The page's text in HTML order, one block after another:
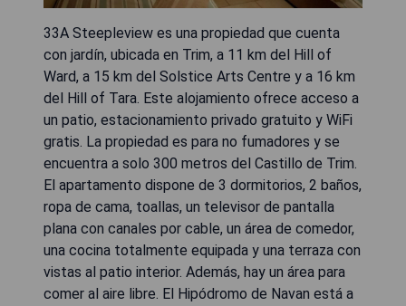
33A Steepleview es una propiedad que cuenta
con jardín, ubicada en Trim, a 11 km del Hill of
Ward, a 15 km del Solstice Arts Centre y a 16 km
del Hill of Tara. Este alojamiento ofrece acceso a
un patio, estacionamiento privado gratuito y WiFi
gratis. La propiedad es para no fumadores y se
encuentra a solo 300 metros del Castillo de Trim.
El apartamento dispone de 3 dormitorios, 2 baños,
ropa de cama, toallas, un televisor de pantalla
plana con canales por cable, un área de comedor,
una cocina totalmente equipada y una terraza con
vistas al patio interior. Además, hay un área para
comer al aire libre. El Hipódromo de Navan está a